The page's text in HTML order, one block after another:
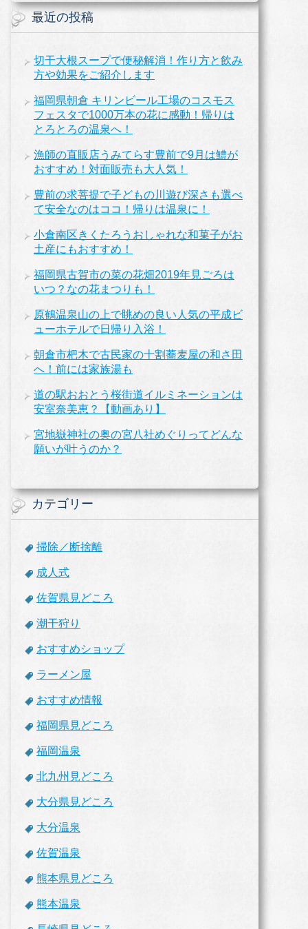
最近の投稿
切干大根スープで便秘解消！作り方と飲み
方や効果をご紹介します
福岡県朝倉 キリンビール工場のコスモス
フェスタで1000万本の花に感動！帰りは
とろとろの温泉へ！
漁師の直販店うみてらす豊前で9月は鱧が
おすすめ！対面販売も大人気！
豊前の求菩提で子どもの川遊び深さも選べ
て安全なのはココ！帰りは温泉に！
小倉南区きくたろうおしゃれな和菓子がお
土産にもおすすめ！
福岡県古賀市の菜の花畑2019年見ごろは
いつ？なの花まつりも！
原鶴温泉山の上で眺めの良い人気の平成ビ
ューホテルで日帰り入浴！
朝倉市杷木で古民家の十割蕎麦屋の和さ田
へ！前には家族湯も
道の駅おおとう桜街道イルミネーションは
安室奈美恵？【動画あり】
宮地嶽神社の奥の宮八社めぐりってどんな
願いが叶うのか？
カテゴリー
掃除／断捨離
成人式
佐賀県見どころ
潮干狩り
おすすめショップ
ラーメン屋
おすすめ情報
福岡県見どころ
福岡温泉
北九州見どころ
大分県見どころ
大分温泉
佐賀温泉
熊本県見どころ
熊本温泉